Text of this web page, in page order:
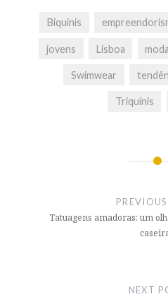
Biquínis
jovens Lisboa moda
Swimwear
Triquínis
Tatuagens amadoras: um
NEXT